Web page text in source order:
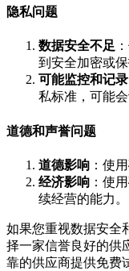
隐私问题
数据安全不足
到安全加密或保
可能监控和记录
私标准，可能
道德和声誉问题
道德影响 ：使
经济影响 ：使
续经营的能力。
如果您重视数据安全
择一家信誉良好的供
靠的供应商提供免费